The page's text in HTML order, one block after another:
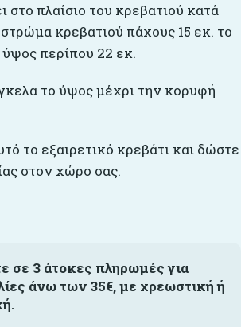
πλαίσιο του κρεβατιού κατά
κρεβατιού πάχους 15 εκ. το
ύψος περίπου 22 εκ.
το ύψος μέχρι την κορυφή
το εξαιρετικό κρεβάτι και δώστε
στον χώρο σας.
σε 3 άτοκες πληρωμές για
άνω των 35€, με χρεωστική ή